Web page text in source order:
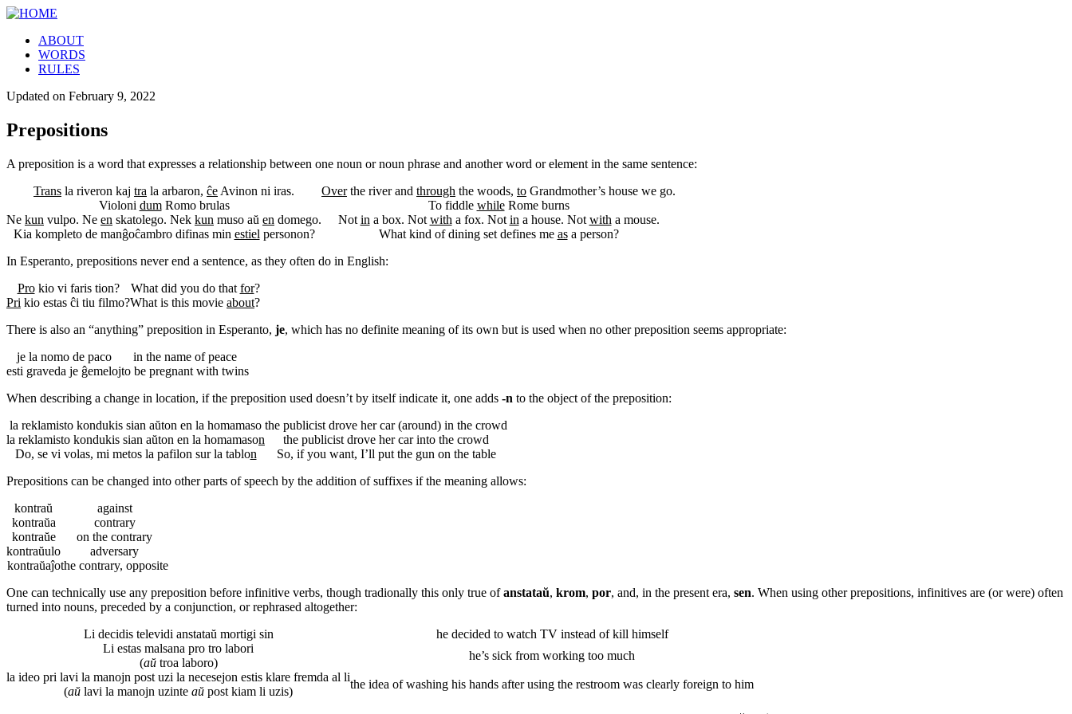
ABOUT
WORDS
RULES
Updated on February 9, 2022
Prepositions
A preposition is a word that expresses a relationship between one noun or noun phrase and another word or element in the same sentence:
Trans la riveron kaj tra la arbaron, ĉe Avinon ni iras. Overthe river and through the woods, to Grandmother’s house we go.
Violoni dumRomo brulas To fiddle whileRome burns
Ne kun vulpo. Ne en skatolego. Nek kun muso aŭ en domego. Not in a box. Not with a fox. Not in a house. Not with a mouse.
Kia kompleto de manĝoĉambro difinas min estiel personon? What kind of dining set defines me asa person?
In Esperanto, prepositions never end a sentence, as they often do in English:
Prokio vi faris tion? What did you do that for?
Pri kio estas ĉi tiu filmo?What is this movie about?
There is also an “anything” preposition in Esperanto, je, which has no definite meaning of its own but is used when no other preposition seems appropriate:
je la nomo de paco
in the name of peace
esti graveda je ĝemelojto be pregnant with twins
When describing a change in location, if the preposition used doesn’t by itself indicate it, one adds -n to the object of the preposition:
la reklamisto kondukis sian aŭton en la homamaso the publicist drove her car (around) in the crowd
la reklamisto kondukis sian aŭton en la homamason
the publicist drove her car into the crowd
Do, se vi volas, mi metos la pafilon sur la tablon
So, if you want, I’ll put the gun on the table
Prepositions can be changed into other parts of speech by the addition of suffixes if the meaning allows:
kontraŭ
against
kontraŭa
contrary
kontraŭe
on the contrary
kontraŭulo
adversary
kontraŭaĵothe contrary, opposite
One can technically use any preposition before infinitive verbs, though tradionally this only true ofanstataŭ, krom, por, and, in the present era, sen. When using other prepositions, infinitives are (or were) often
turned into nouns, preceded by a conjunction, or rephrased altogether:
Li decidis televidi anstataŭ mortigi sin
he decided to watch TV instead of kill himself
Li estas malsana pro tro labori
(aŭtroa laboro)
he’s sick from working too much
la ideo pri lavi la manojn post uzi la necesejon estis klare fremda al li
(aŭ lavi la manojn uzinte aŭ post kiam li uzis)
the idea of washing his hands after using the restroom was clearly foreign to him